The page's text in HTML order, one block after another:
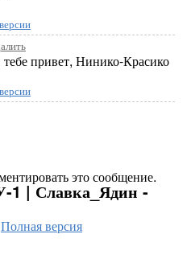
привет, Нинико-Красико
это сообщение.
| Славка_Ядин -
Полная версия